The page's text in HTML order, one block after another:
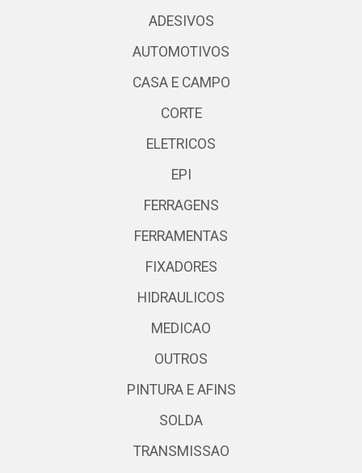
ADESIVOS
AUTOMOTIVOS
CASA E CAMPO
CORTE
ELETRICOS
EPI
FERRAGENS
FERRAMENTAS
FIXADORES
HIDRAULICOS
MEDICAO
OUTROS
PINTURA E AFINS
SOLDA
TRANSMISSAO